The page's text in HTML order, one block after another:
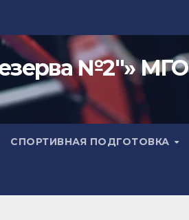
№2"» МГО
СПОРТИВНАЯ ПОДГОТОВКА